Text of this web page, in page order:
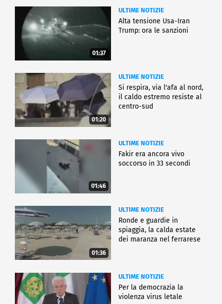
01:37
ULTIME NOTIZIE
Alta tensione Usa-Iran
Trump: ora le sanzioni
01:20
ULTIME NOTIZIE
Si respira, via l'afa al nord,
il caldo estremo resiste al
centro-sud
01:46
ULTIME NOTIZIE
Fakir era ancora vivo
soccorso in 33 secondi
01:36
ULTIME NOTIZIE
Ronde e guardie in
spiaggia, la calda estate
dei maranza nel ferrarese
ULTIME NOTIZIE
Per la democrazia la
violenza virus letale